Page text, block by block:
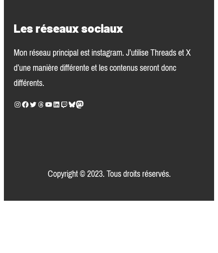
Les réseaux sociaux
Mon réseau principal est instagram. J’utilise Threads et X
d’une manière différente et les contenus seront donc
différents.
Instagram Facebook Twitter Threads YouTube LinkedIn Twitch Bluesky Mastodon
Copyright © 2023. Tous droits réservés.